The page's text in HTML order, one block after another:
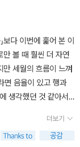
분하게 바라보며 현
예지의 눈빛을 쏘는
」) 마당을 거닐기도
전쟁이 없는 그런 세
낮고 작은”(「보길
참사 당
월 12일 오전 10시 3
고 나타난 새들이 공
고 앉아 그날의 친구
보다 이번에 훑어 본 이
만 볼 때 훨씬 더 자연
세월의 흐름이 느껴
면 음율이 있고 행과
생각했던 것 같아서
지명이 들어간 시나 시
동)을 포함하여 (함
더보기